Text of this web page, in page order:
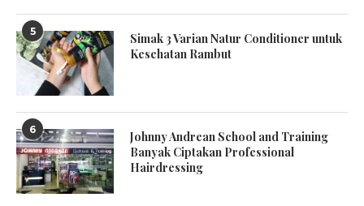
5
Simak 3 Varian Natur Conditioner untuk
Kesehatan Rambut
6
Johnny Andrean School and Training
Banyak Ciptakan Professional
Hairdressing